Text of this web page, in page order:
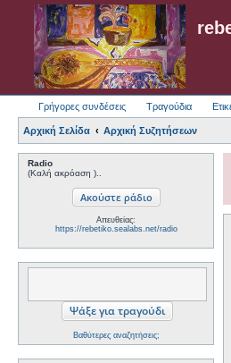
Γρήγορες συνδέσεις Τραγούδια
Αρχική Σελίδα Αρχική Συζητήσεων
Radio
(Καλή ακρόαση )..
Απευθείας:
https://rebetiko.sealabs.net/radio
Βαθύτερες αναζητήσεις;